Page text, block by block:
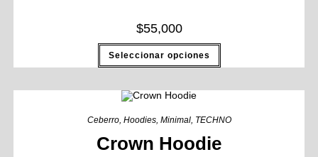
$55,000
Seleccionar opciones
Ceberro, Hoodies, Minimal, TECHNO
Crown Hoodie